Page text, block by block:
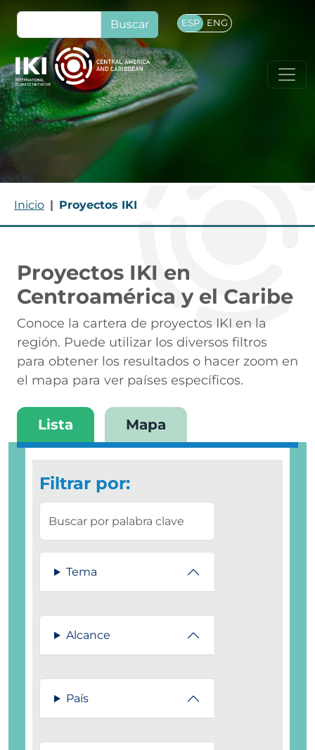
Pasar al contenido principal
Buscar ESP ENG
Ruta de navegación
Inicio Proyectos IKI
Proyectos IKI en
Centroamérica y el Caribe
Conoce la cartera de proyectos IKI en la
región. Puede utilizar los diversos filtros
para obtener los resultados o hacer zoom en
el mapa para ver países específicos.
Lista Mapa
Filtrar por:
Tema
Alcance
País